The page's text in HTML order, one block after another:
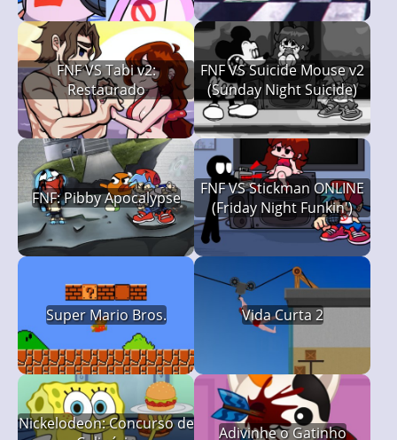
FNF VS Tabi v2:
Restaurado
FNF VS Suicide Mouse v2
(Sunday Night Suicide)
FNF: Pibby Apocalypse
FNF VS Stickman ONLINE
(Friday Night Funkin')
Super Mario Bros. Vida Curta 2
Nickelodeon: Concurso de
Adivinhe o Gatinho